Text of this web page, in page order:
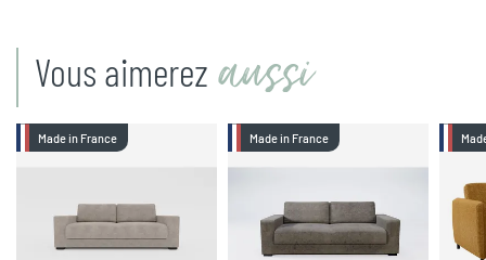
Vous aimerez aussi
Made in France Made in France